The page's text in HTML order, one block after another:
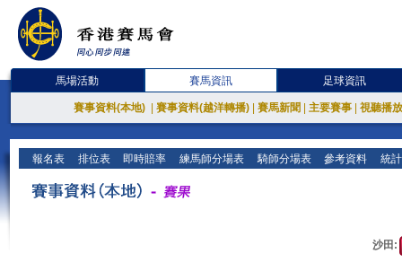
馬場活動 賽馬資訊 足球資訊
賽事資料(本地) 賽事資料(越洋轉播) 賽馬新聞 主要賽事 視聽播
報名表 排位表 即時賠率 練馬師分場表 騎師分場表 參考資料 統
沙田: